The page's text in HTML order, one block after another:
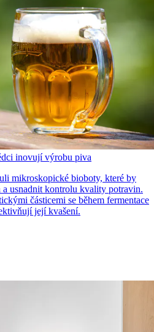
inovují výrobu piva
mikroskopické bioboty, které by
usnadnit kontrolu kvality potravin.
částicemi se během fermentace
její kvašení.